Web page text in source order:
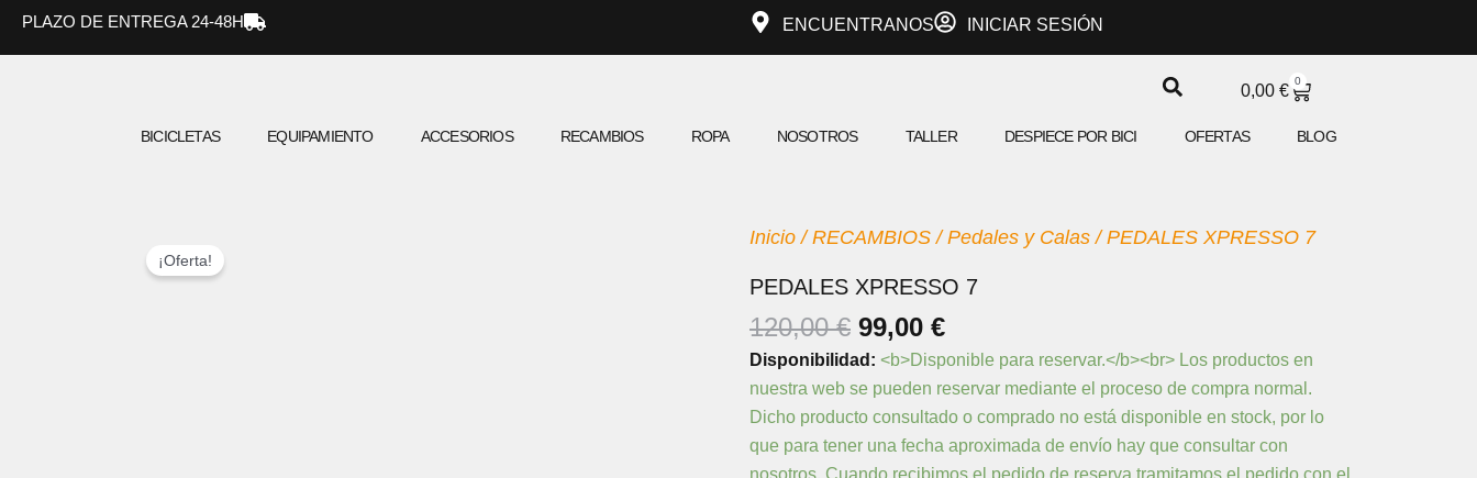
PLAZO DE ENTREGA 24-48H ENCUENTRANOS INICIAR SESIÓN
0,00 €
0
CARRITO
BICICLETAS EQUIPAMIENTO ACCESORIOS RECAMBIOS ROPA NOSOTROS TALLER DESPIECE POR BICI OFERTAS BLOG
¡Oferta!
Inicio /RECAMBIOS /Pedales y Calas / PEDALES XPRESSO 7
PEDALES XPRESSO 7
120,00€ EL
PRECIO
ORIGINAL
ERA:
120,00 €.
99,00 €EL
PRECIO
ACTUAL
ES:
99,00 €.
Disponibilidad: <b>Disponible para reservar.</b><br> Los productos en
nuestra web se pueden reservar mediante el proceso de compra normal.
Dicho producto consultado o comprado no está disponible en stock, por lo
que para tener una fecha aproximada de envío hay que consultar con
PEDALES
XPRESSO
7
cantidad